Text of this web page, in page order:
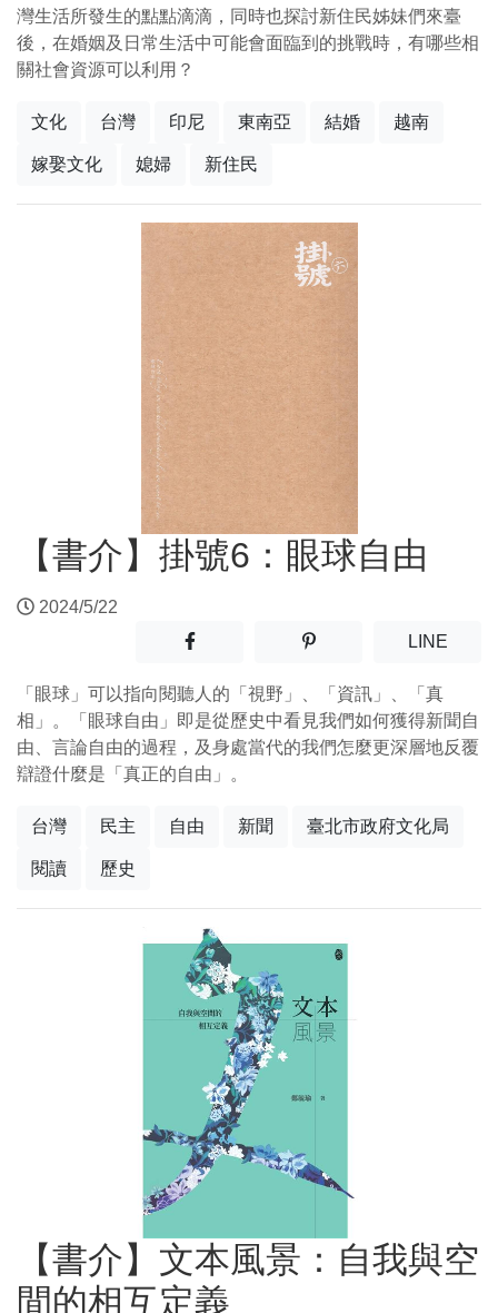
灣生活所發生的點點滴滴，同時也探討新住民姊妹們來臺
後，在婚姻及日常生活中可能會面臨到的挑戰時，有哪些相
關社會資源可以利用？
文化 台灣 印尼 東南亞 結婚 越南
嫁娶文化 媳婦 新住民
【書介】掛號6：眼球自由
2024/5/22
分享至facebook(另開新視窗)
分享至噗浪(另開新視窗)
LINE(另開
「眼球」可以指向閱聽人的「視野」、「資訊」、「真
相」。「眼球自由」即是從歷史中看見我們如何獲得新聞自
由、言論自由的過程，及身處當代的我們怎麼更深層地反覆
辯證什麼是「真正的自由」。
台灣 民主 自由 新聞 臺北市政府文化局
閱讀 歷史
【書介】文本風景：自我與空
間的相互定義